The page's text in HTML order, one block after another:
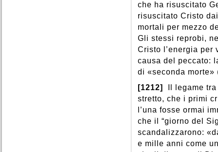
che ha risuscitato
risuscitato Cristo
mortali per mezzo
Gli stessi reprobi,
Cristo l’energia per
causa del peccato:
di «seconda morte»
[1212]
Il legame
stretto, che i primi
l’una fosse ormai
che il “giorno del
scandalizzarono:
e mille anni come